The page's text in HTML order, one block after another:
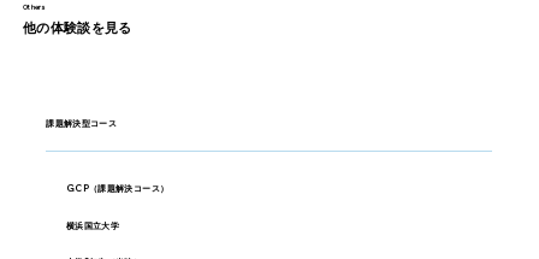
Others
他の体験談を見る
課題解決型コース
GCP（課題解決コース）
横浜国立大学